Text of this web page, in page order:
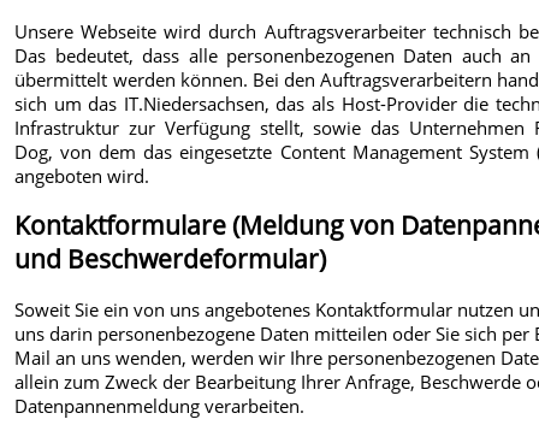
Unsere Webseite wird durch Auftragsverarbeiter technisch
Das bedeutet, dass alle personenbezogenen Daten auch an
übermittelt werden können. Bei den Auftragsverarbeitern
sich um das IT.Niedersachsen, das als Host-Provider die
Infrastruktur zur Verfügung stellt, sowie das Unternehmen
Dog, von dem das eingesetzte Content Management System
angeboten wird.
Kontaktformulare (Meldung von
und Beschwerdeformular)
Soweit Sie ein von uns angebotenes Kontaktformular nutzen
uns darin personenbezogene Daten mitteilen oder Sie sich per
Mail an uns wenden, werden wir Ihre personenbezogenen
allein zum Zweck der Bearbeitung Ihrer Anfrage, Beschwerde
Datenpannenmeldung verarbeiten.